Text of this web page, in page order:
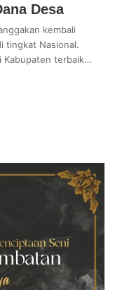
Desa
kembali
tingkat Nasional.
Kabupaten terbaik…